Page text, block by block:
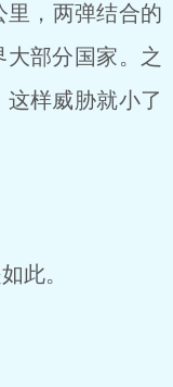
，两弹结合的
部分国家。之
样威胁就小了
此。